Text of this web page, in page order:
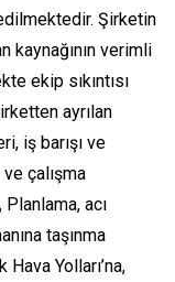
Şirketin
kaynağının verimli
ekip sıkıntısı
ayrılan
iş barışı ve
çalışma
acı
taşınma
Yolları’na,